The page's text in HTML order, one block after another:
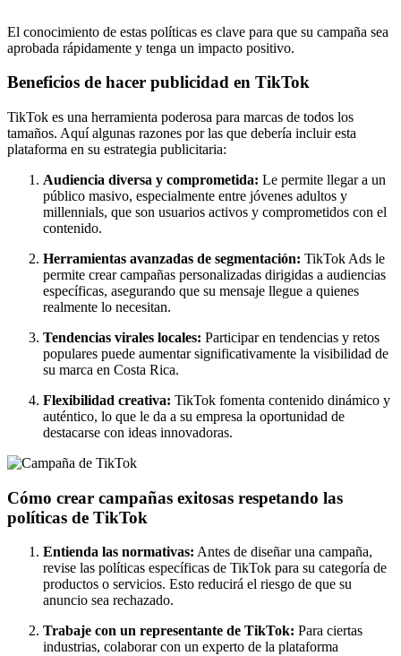
El conocimiento de estas políticas es clave para que su campaña sea
aprobada rápidamente y tenga un impacto positivo.
Beneficios de hacer publicidad en TikTok
TikTok es una herramienta poderosa para marcas de todos los
tamaños. Aquí algunas razones por las que debería incluir esta
plataforma en su estrategia publicitaria:
Audiencia diversa y comprometida: Le permite llegar a un
público masivo, especialmente entre jóvenes adultos y
millennials, que son usuarios activos y comprometidos con el
contenido.
Herramientas avanzadas de segmentación: TikTok Ads le
permite crear campañas personalizadas dirigidas a audiencias
específicas, asegurando que su mensaje llegue a quienes
realmente lo necesitan.
Tendencias virales locales: Participar en tendencias y retos
populares puede aumentar significativamente la visibilidad de
su marca en Costa Rica.
Flexibilidad creativa: TikTok fomenta contenido dinámico y
auténtico, lo que le da a su empresa la oportunidad de
destacarse con ideas innovadoras.
Cómo crear campañas exitosas respetando las
políticas de TikTok
Entienda las normativas: Antes de diseñar una campaña,
revise las políticas específicas de TikTok para su categoría de
productos o servicios. Esto reducirá el riesgo de que su
anuncio sea rechazado.
Trabaje con un representante de TikTok: Para ciertas
industrias, colaborar con un experto de la plataforma